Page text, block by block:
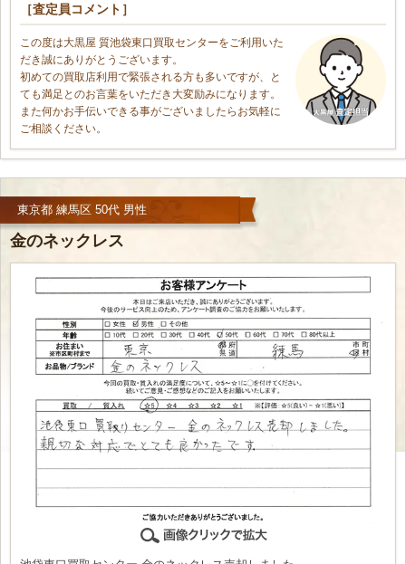
［査定員コメント］
この度は大黒屋 質池袋東口買取センターをご利用いた
だき誠にありがとうございます。
初めての買取店利用で緊張される方も多いですが、と
ても満足とのお言葉をいただき大変励みになります。
また何かお手伝いできる事がございましたらお気軽に
ご相談ください。
東京都 練馬区 50代 男性
金のネックレス